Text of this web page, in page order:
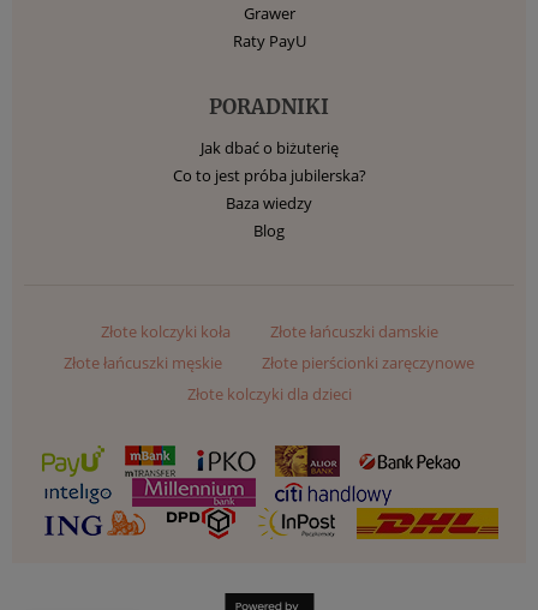
Grawer
Raty PayU
PORADNIKI
Jak dbać o biżuterię
Co to jest próba jubilerska?
Baza wiedzy
Blog
Złote kolczyki koła
Złote łańcuszki damskie
Złote łańcuszki męskie
Złote pierścionki zaręczynowe
Złote kolczyki dla dzieci